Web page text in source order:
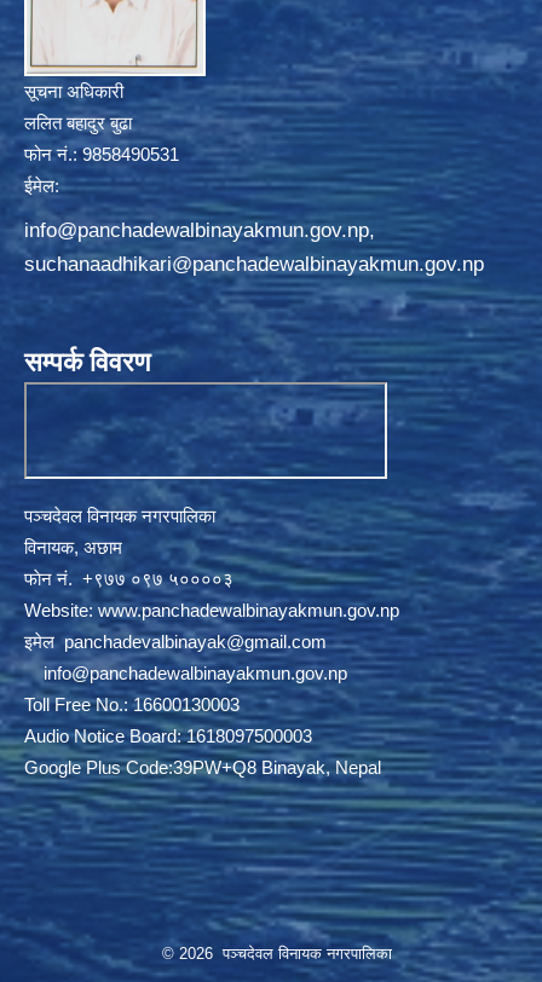
सूचना अधिकारी
ललित बहादुर बुढा
फोन नं.: 9858490531
ईमेल:
info@panchadewalbinayakmun.gov.np,
suchanaadhikari@panchadewalbinayakmun.gov.np
सम्पर्क विवरण
पञ्चदेवल विनायक नगरपालिका
विनायक, अछाम
फाेन नं‍‍‍‍. ‌+९७७ ०९७ ५००००३
Website: www.panchadewalbinayakmun.gov.np
इमेलpanchadevalbinayak@gmail.com
‌ ‌info@panchadewalbinayakmun.gov.np
Toll Free No.: 16600130003
Audio Notice Board: 1618097500003
Google Plus Code:39PW+Q8 Binayak, Nepal
© 2026 पञ्चदेवल विनायक नगरपालिका